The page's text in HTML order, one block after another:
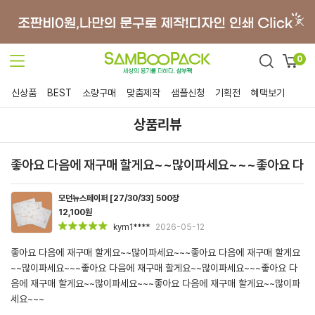
0
신상품 BEST 소량구매 맞춤제작 샘플신청 기획전 혜택보기
상품리뷰
좋아요 다음에 재구매 할게요~~많이파세요~~~좋아요
모던뉴스페이퍼 [27/30/33] 500장
12,100원
kym1****
2026-05-12
좋아요 다음에 재구매 할게요~~많이파세요~~~좋아요 다음에 재구매 할게요
~~많이파세요~~~좋아요 다음에 재구매 할게요~~많이파세요~~~좋아요 다
음에 재구매 할게요~~많이파세요~~~좋아요 다음에 재구매 할게요~~많이파
세요~~~